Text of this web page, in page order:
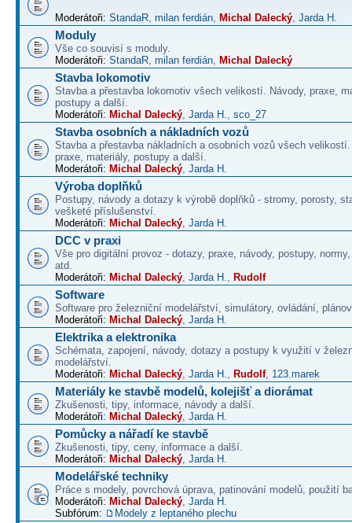
Moderátoři: StandaR, milan ferdián, Michal Dalecký, Jarda H.
Moduly
Vše co souvisí s moduly.
Moderátoři: StandaR, milan ferdián, Michal Dalecký
Stavba lokomotiv
Stavba a přestavba lokomotiv všech velikostí. Návody, praxe,
postupy a další.
Moderátoři: Michal Dalecký, Jarda H., sco_27
Stavba osobních a nákladních vozů
Stavba a přestavba nákladních a osobních vozů všech velikostí.
praxe, materiály, postupy a další.
Moderátoři: Michal Dalecký, Jarda H.
Výroba doplňků
Postupy, návody a dotazy k výrobě doplňků - stromy, porosty,
vešketé příslušenství.
Moderátoři: Michal Dalecký, Jarda H.
DCC v praxi
Vše pro digitální provoz - dotazy, praxe, návody, postupy,
atd.
Moderátoři: Michal Dalecký, Jarda H., Rudolf
Software
Software pro železniční modelářství, simulátory, ovládání,
Moderátoři: Michal Dalecký, Jarda H.
Elektrika a elektronika
Schémata, zapojení, návody, dotazy a postupy k využití v
modelářství.
Moderátoři: Michal Dalecký, Jarda H., Rudolf, 123.marek
Materiály ke stavbě modelů, kolejišť a diorámat
Zkušenosti, tipy, informace, návody a další.
Moderátoři: Michal Dalecký, Jarda H.
Pomůcky a nářadí ke stavbě
Zkušenosti, tipy, ceny, informace a další.
Moderátoři: Michal Dalecký, Jarda H.
Modelářské techniky
Práce s modely, povrchová úprava, patinování modelů, použití
Moderátoři: Michal Dalecký, Jarda H.
Subfórum:
Modely z leptaného plechu